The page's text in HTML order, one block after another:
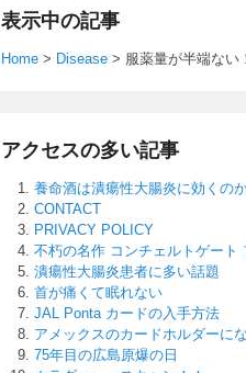
表示中の記事
Home > Disease > 服薬量が半端ない
アクセスの多い記事
養命酒は潰瘍性大腸炎に効くの
CONTACT
PRIVACY POLICY
不朽の名作 コンチェルトゲート
潰瘍性大腸炎患者に多い話題
首が痛くて眠れない
JAL Ponta カードの入手方法
アメックスのカードホルダーに
75年目の広島原爆の日